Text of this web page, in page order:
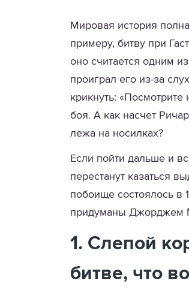
Мировая история
примеру, битву при
оно считается одним
проиграл его из-за
крикнуть:
боя. А как насчет
лежа на носилках?
Если пойти дальше и
перестанут казаться
побоище состоялось в
придуманы Джорджем
1. Слепой
битве, что